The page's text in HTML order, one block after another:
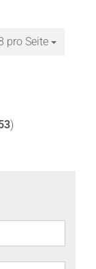
pro Seite
Seite
)